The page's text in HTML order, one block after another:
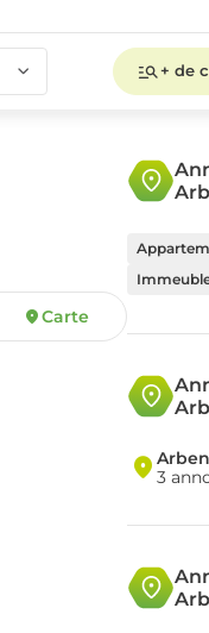
5+
2 3 4
+ de
Carte
3